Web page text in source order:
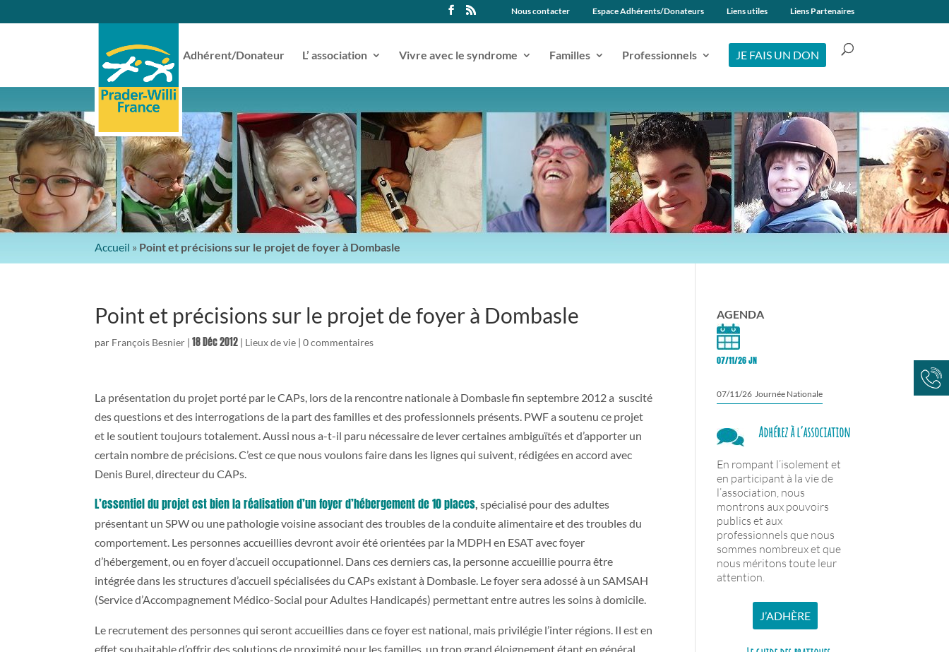
Nous contacter Espace Adhérents/Donateurs Liens utiles Liens Partenaires
Adhérent/Donateur L’ association Vivre avec le syndrome Familles Professionnels JE FAIS UN DON
Accueil » Point et précisions sur le projet de foyer à Dombasle
Point et précisions sur le projet de foyer à Dombasle
par François Besnier |18 Déc 2012 | Lieux de vie |0 commentaires
La présentation du projet porté par le CAPs, lors de la rencontre nationale à Dombasle fin septembre 2012 a suscité
des questions et des interrogations de la part des familles et des professionnels présents. PWF a soutenu ce projet
et le soutient toujours totalement. Aussi nous a-t-il paru nécessaire de lever certaines ambiguïtés et d’apporter un
certain nombre de précisions. C’est ce que nous voulons faire dans les lignes qui suivent, rédigées en accord avec
Denis Burel, directeur du CAPs.
L’essentiel du projet est bien la réalisation d’un foyer d’hébergement de 10 places spécialisé pour des adultes
présentant un SPW ou une pathologie voisine associant des troubles de la conduite alimentaire et des troubles du
comportement. Les personnes accueillies devront avoir été orientées par la MDPH en ESAT avec foyer
d’hébergement, ou en foyer d’accueil occupationnel. Dans ces derniers cas, la personne accueillie pourra être
intégrée dans les structures d’accueil spécialisées du CAPs existant à Dombasle. Le foyer sera adossé à un SAMSAH
(Service d’Accompagnement Médico-Social pour Adultes Handicapés) permettant entre autres les soins à domicile.
Le recrutement des personnes qui seront accueillies dans ce foyer est national, mais privilégie l’inter régions. Il est en
effet souhaitable d’offrir des solutions de proximité pour les familles, un trop grand éloignement étant en général
AGENDA
07/11/26 JN
07/11/26 Journée Nationale
Adhérez à l’association
En rompant l’isolement et
en participant à la vie de
l’association, nous
montrons aux pouvoirs
publics et aux
professionnels que nous
sommes nombreux et que
nous méritons toute leur
attention.
J’ADHÈRE